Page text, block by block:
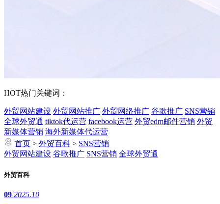
HOT热门关键词：
外贸网站建设 外贸网站推广 外贸网络推广 谷歌推广 SNS营销
全球外贸通 tiktok代运营 facebook运营 外贸edm邮件营销 外贸
新媒体营销 海外新媒体代运营
首页 > 外贸百科 > SNS营销
外贸网站建设 谷歌推广 SNS营销 全球外贸通
外贸百科
09 2025.10